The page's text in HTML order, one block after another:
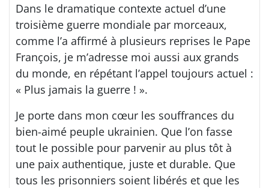
Dans le dramatique contexte actuel d’une
troisième guerre mondiale par morceaux,
comme l’a affirmé à plusieurs reprises le Pape
François, je m’adresse moi aussi aux grands
du monde, en répétant l’appel toujours actuel :
« Plus jamais la guerre ! ».
Je porte dans mon cœur les souffrances du
bien-aimé peuple ukrainien. Que l’on fasse
tout le possible pour parvenir au plus tôt à
une paix authentique, juste et durable. Que
tous les prisonniers soient libérés et que les